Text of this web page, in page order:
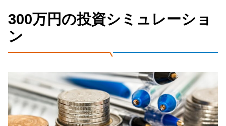
300万円の投資シミュレーショ
ン